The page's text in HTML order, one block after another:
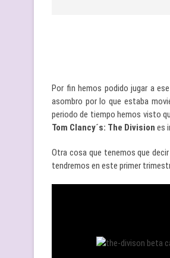
Por fin hemos podido jugar a
asombro por lo que estaba
periodo de tiempo hemos visto
Tom Clancy´s: The Division es
Otra cosa que tenemos que
tendremos en este primer